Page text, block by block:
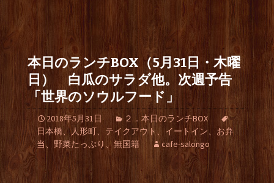
本日のランチBOX（5月31日・木曜
日） 白瓜のサラダ他。次週予告
「世界のソウルフード」
2018年5月31日
２．本日のランチBOX
日本橋、人形町、テイクアウト、イートイン、お弁
当、野菜たっぷり、無国籍
cafe-salongo